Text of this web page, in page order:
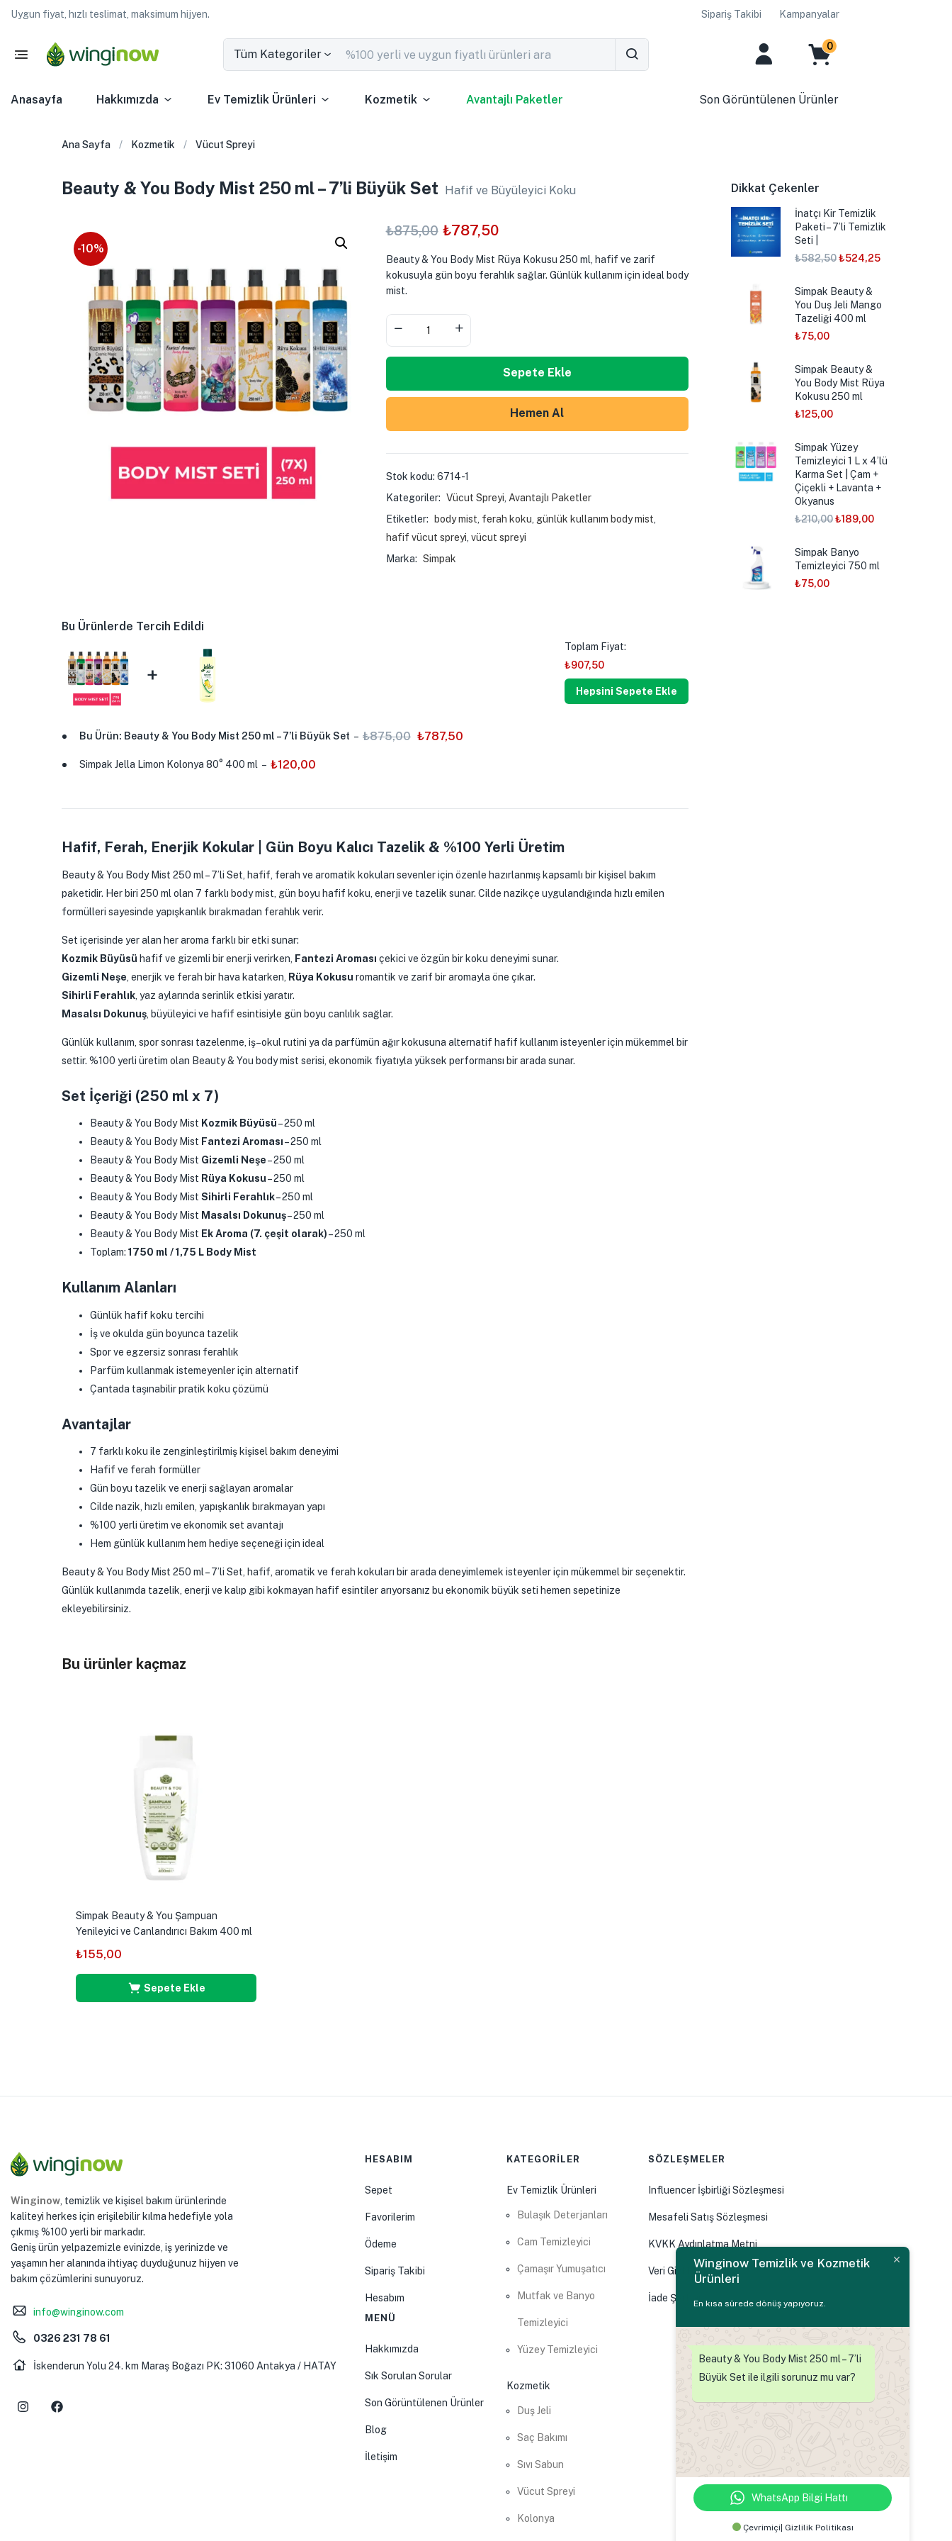
Uygun fiyat, hızlı teslimat, maksimum hijyen. Sipariş Takibi Kampanyalar
Tüm Kategoriler
0
Anasayfa Hakkımızda Ev Temizlik Ürünleri Kozmetik Avantajlı Paketler Son Görüntülenen Ürünler
Ana Sayfa Kozmetik Vücut Spreyi
Beauty & You Body Mist 250 ml – 7’li Büyük Set Hafif ve Büyüleyici Koku
-10%
₺875,00 ₺787,50
Beauty & You Body Mist Rüya Kokusu 250 ml, hafif ve zarif
kokusuyla gün boyu ferahlık sağlar. Günlük kullanım için ideal body
mist.
Sepete Ekle
Hemen Al
Stok kodu: 6714-1
Kategoriler: Vücut Spreyi Avantajlı Paketler
Etiketler:
body mist ferah koku günlük kullanım body mist
hafif vücut spreyi vücut spreyi
Marka: Simpak
Bu Ürünlerde Tercih Edildi
+
Toplam Fiyat:
₺907,50
Hepsini Sepete Ekle
Bu Ürün: Beauty & You Body Mist 250 ml – 7’li Büyük Set – ₺875,00 ₺787,50
Simpak Jella Limon Kolonya 80° 400 ml – ₺120,00
Hafif, Ferah, Enerjik Kokular | Gün Boyu Kalıcı Tazelik & %100 Yerli Üretim
Beauty & You Body Mist 250 ml – 7’li Set, hafif, ferah ve aromatik kokuları sevenler için özenle hazırlanmış kapsamlı bir kişisel bakım
paketidir. Her biri 250 ml olan 7 farklı body mist, gün boyu hafif koku, enerji ve tazelik sunar. Cilde nazikçe uygulandığında hızlı emilen
formülleri sayesinde yapışkanlık bırakmadan ferahlık verir.
Set içerisinde yer alan her aroma farklı bir etki sunar:
Kozmik Büyüsü hafif ve gizemli bir enerji verirken, Fantezi Aroması çekici ve özgün bir koku deneyimi sunar.
Gizemli Neşe , enerjik ve ferah bir hava katarken, Rüya Kokusu romantik ve zarif bir aromayla öne çıkar.
Sihirli Ferahlık , yaz aylarında serinlik etkisi yaratır.
Masalsı Dokunuş , büyüleyici ve hafif esintisiyle gün boyu canlılık sağlar.
Günlük kullanım, spor sonrası tazelenme, iş–okul rutini ya da parfümün ağır kokusuna alternatif hafif kullanım isteyenler için mükemmel bir
settir. %100 yerli üretim olan Beauty & You body mist serisi, ekonomik fiyatıyla yüksek performansı bir arada sunar.
Set İçeriği (250 ml x 7)
Beauty & You Body Mist Kozmik Büyüsü– 250 ml
Beauty & You Body Mist Fantezi Aroması– 250 ml
Beauty & You Body Mist Gizemli Neşe– 250 ml
Beauty & You Body Mist Rüya Kokusu– 250 ml
Beauty & You Body Mist Sihirli Ferahlık– 250 ml
Beauty & You Body Mist Masalsı Dokunuş– 250 ml
Beauty & You Body Mist Ek Aroma (7. çeşit olarak)– 250 ml
Toplam: 1750 ml / 1,75 L Body Mist
Kullanım Alanları
Günlük hafif koku tercihi
İş ve okulda gün boyunca tazelik
Spor ve egzersiz sonrası ferahlık
Parfüm kullanmak istemeyenler için alternatif
Çantada taşınabilir pratik koku çözümü
Avantajlar
7 farklı koku ile zenginleştirilmiş kişisel bakım deneyimi
Hafif ve ferah formüller
Gün boyu tazelik ve enerji sağlayan aromalar
Cilde nazik, hızlı emilen, yapışkanlık bırakmayan yapı
%100 yerli üretim ve ekonomik set avantajı
Hem günlük kullanım hem hediye seçeneği için ideal
Beauty & You Body Mist 250 ml – 7’li Set, hafif, aromatik ve ferah kokuları bir arada deneyimlemek isteyenler için mükemmel bir seçenektir.
Günlük kullanımda tazelik, enerji ve kalıp gibi kokmayan hafif esintiler arıyorsanız bu ekonomik büyük seti hemen sepetinize
ekleyebilirsiniz.
Bu ürünler kaçmaz
Simpak Beauty & You Şampuan
Yenileyici ve Canlandırıcı Bakım 400 ml
₺155,00
Sepete Ekle
Dikkat Çekenler
İnatçı Kir Temizlik
Paketi – 7’li Temizlik
Seti |
₺582,50₺524,25
Simpak Beauty &
You Duş Jeli Mango
Tazeliği 400 ml
₺75,00
Simpak Beauty &
You Body Mist Rüya
Kokusu 250 ml
₺125,00
Simpak Yüzey
Temizleyici 1 L x 4’lü
Karma Set | Çam +
Çiçekli + Lavanta +
Okyanus
₺210,00₺189,00
Simpak Banyo
Temizleyici 750 ml
₺75,00
Winginow, temizlik ve kişisel bakım ürünlerinde
kaliteyi herkes için erişilebilir kılma hedefiyle yola
çıkmış %100 yerli bir markadır.
Geniş ürün yelpazemizle evinizde, iş yerinizde ve
yaşamın her alanında ihtiyaç duyduğunuz hijyen ve
bakım çözümlerini sunuyoruz.
info@winginow.com
0326 231 78 61
İskenderun Yolu 24. km Maraş Boğazı PK: 31060 Antakya / HATAY
HESABIM
Sepet
Favorilerim
Ödeme
Sipariş Takibi
Hesabım
MENÜ
Hakkımızda
Sık Sorulan Sorular
Son Görüntülenen Ürünler
Blog
İletişim
KATEGORİLER
Ev Temizlik Ürünleri
Bulaşık Deterjanları
Cam Temizleyici
Çamaşır Yumuşatıcı
Mutfak ve Banyo
Temizleyici
Yüzey Temizleyici
Kozmetik
Duş Jeli
Saç Bakımı
Sıvı Sabun
Vücut Spreyi
Kolonya
SÖZLEŞMELER
Influencer İşbirliği Sözleşmesi
Mesafeli Satış Sözleşmesi
KVKK Aydınlatma Metni
Veri Gizliliği Politikası
İade Şartları
Winginow Temizlik ve Kozmetik
Ürünleri
En kısa sürede dönüş yapıyoruz.
Beauty & You Body Mist 250 ml – 7’li
Büyük Set ile ilgili sorunuz mu var?
WhatsApp Bilgi Hattı
Çevrimiçi| Gizlilik Politikası